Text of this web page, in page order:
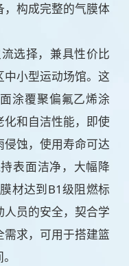
构成完整的气膜体
选择，兼具性价比
小型运动场馆。这
涂覆聚偏氟乙烯涂
和自洁性能，即使
蚀，使用寿命可达
表面洁净，大幅降
材达到B1级阻燃标
员的安全，契合学
求，可用于搭建篮